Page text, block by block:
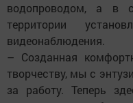
водопроводом, а в
территории
видеонаблюдения.
– Созданная
творчест­ву, мы с
за работу. Теперь